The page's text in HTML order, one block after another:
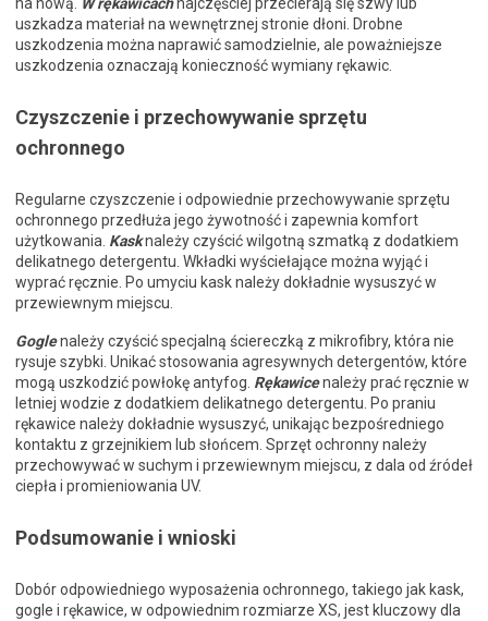
uszkadza materiał na wewnętrznej stronie dłoni. Drobne
uszkodzenia można naprawić samodzielnie, ale poważniejsze
uszkodzenia oznaczają konieczność wymiany rękawic.
Czyszczenie i przechowywanie sprzętu
ochronnego
Regularne czyszczenie i odpowiednie przechowywanie sprzętu
ochronnego przedłuża jego żywotność i zapewnia komfort
użytkowania. Kasknależy czyścić wilgotną szmatką z dodatkiem
delikatnego detergentu. Wkładki wyściełające można wyjąć i
wyprać ręcznie. Po umyciu kask należy dokładnie wysuszyć w
przewiewnym miejscu.
Goglenależy czyścić specjalną ściereczką z mikrofibry, która nie
rysuje szybki. Unikać stosowania agresywnych detergentów, które
mogą uszkodzić powłokę antyfog. Rękawicenależy prać ręcznie w
letniej wodzie z dodatkiem delikatnego detergentu. Po praniu
rękawice należy dokładnie wysuszyć, unikając bezpośredniego
kontaktu z grzejnikiem lub słońcem. Sprzęt ochronny należy
przechowywać w suchym i przewiewnym miejscu, z dala od źródeł
ciepła i promieniowania UV.
Podsumowanie i wnioski
Dobór odpowiedniego wyposażenia ochronnego, takiego jak kask,
gogle i rękawice, w odpowiednim rozmiarze XS, jest kluczowy dla